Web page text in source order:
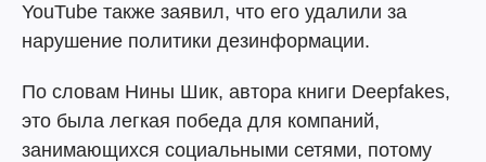
YouTube также заявил, что его удалили за
нарушение политики дезинформации.
По словам Нины Шик, автора книги Deepfakes,
это была легкая победа для компаний,
занимающихся социальными сетями, потому